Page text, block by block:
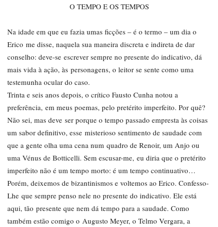
O TEMPO E OS TEMPOS
Na idade em que eu fazia umas ficções – é o termo – um dia o
Erico me disse, naquela sua maneira discreta e indireta de dar
conselho: deve-se escrever sempre no presente do indicativo, dá
mais vida à ação, às personagens, o leitor se sente como uma
testemunha ocular do caso.
Trinta e seis anos depois, o crítico Fausto Cunha notou a
preferência, em meus poemas, pelo pretérito imperfeito. Por quê?
Não sei, mas deve ser porque o tempo passado empresta às coisas
um sabor definitivo, esse misterioso sentimento de saudade com
que a gente olha uma cena num quadro de Renoir, um Anjo ou
uma Vénus de Botticelli. Sem escusar-me, eu diria que o pretérito
imperfeito não é um tempo morto: é um tempo continuativo…
Porém, deixemos de bizantinismos e voltemos ao Erico. Confesso-
Lhe que sempre penso nele no presente do indicativo. Ele está
aqui, tão presente que nem dá tempo para a saudade. Como
também estão comigo o Augusto Meyer, o Telmo Vergara, a